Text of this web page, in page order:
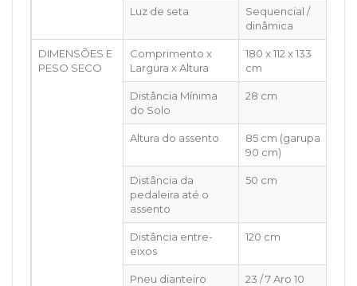
Luz de seta
Sequencial /
dinâmica
DIMENSÕES E
PESO SECO
Comprimento x
Largura x Altura
180 x 112 x 133
cm
Distância Mínima
do Solo
28 cm
Altura do assento
85 cm (garupa
90 cm)
Distância da
pedaleira até o
assento
50 cm
Distância entre-
eixos
120 cm
Pneu dianteiro 23 / 7 Aro 10